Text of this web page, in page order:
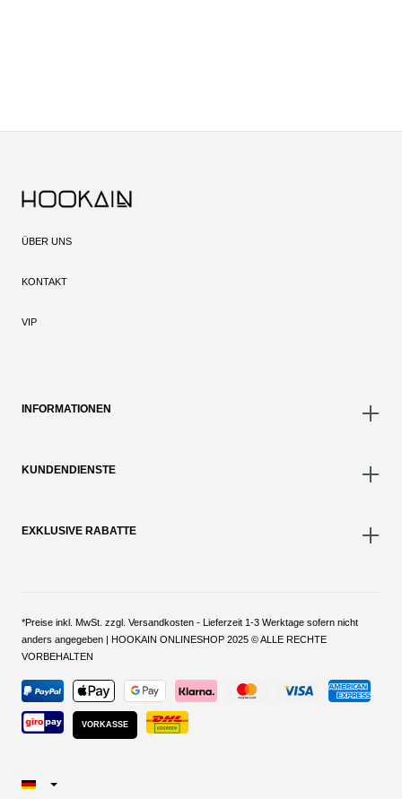
ÜBER UNS
KONTAKT
VIP
INFORMATIONEN
KUNDENDIENSTE
EXKLUSIVE RABATTE
*Preise inkl. MwSt. zzgl. Versandkosten - Lieferzeit 1-3 Werktage sofern nicht
anders angegeben | HOOKAIN ONLINESHOP 2025 © ALLE RECHTE
VORBEHALTEN
VORKASSE